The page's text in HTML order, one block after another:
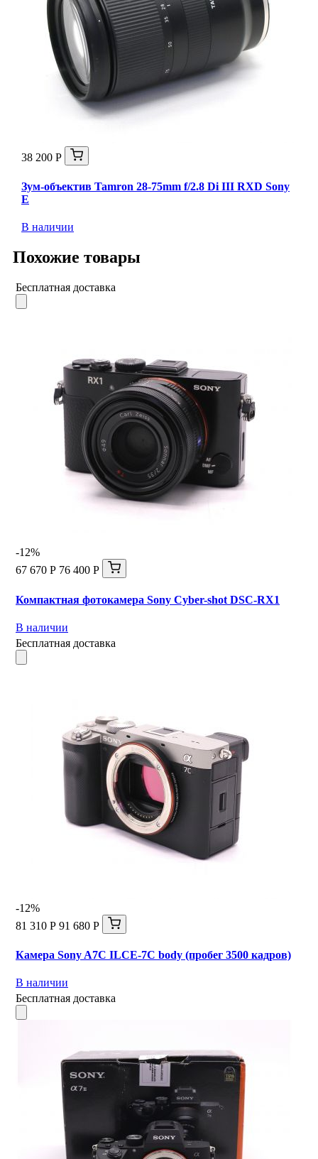
38 200 Р
Зум-объектив Tamron 28-75mm f/2.8 Di III RXD Sony
E
В наличии
Похожие товары
Бесплатная доставка
-12%
67 670 Р 76 400 Р
Компактная фотокамера Sony Cyber-shot DSC-RX1
В наличии
Бесплатная доставка
-12%
81 310 Р 91 680 Р
Камера Sony A7C ILCE-7C body (пробег 3500 кадров)
В наличии
Бесплатная доставка